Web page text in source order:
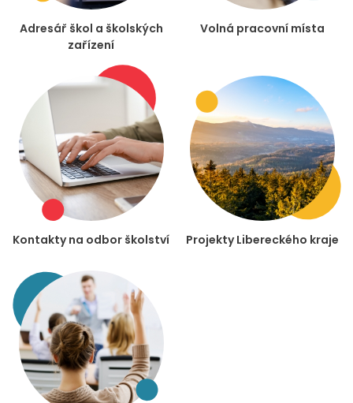
Adresář škol a školských
zařízení
Volná pracovní místa
Kontakty na odbor školství Projekty Libereckého kraje